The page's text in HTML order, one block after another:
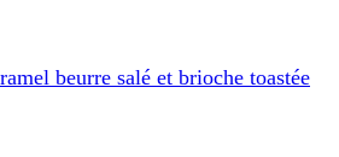
beurre salé et brioche toastée